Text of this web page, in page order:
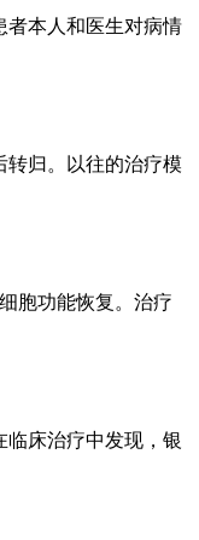
者本人和医生对病情
转归。以往的治疗模
胞功能恢复。治疗
床治疗中发现，银